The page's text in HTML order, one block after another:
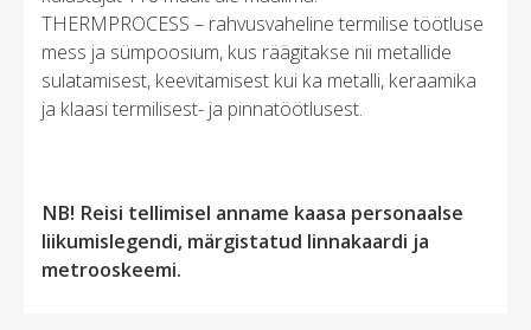
THERMPROCESS – rahvusvaheline termilise töötluse
mess ja sümpoosium, kus räägitakse nii metallide
sulatamisest, keevitamisest kui ka metalli, keraamika
ja klaasi termilisest- ja pinnatöötlusest.
NB! Reisi tellimisel anname kaasa personaalse
liikumislegendi, märgistatud linnakaardi ja
metrooskeemi.